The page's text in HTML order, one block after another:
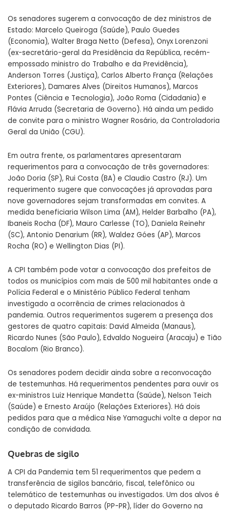
Os senadores sugerem a convocação de dez ministros de
Estado: Marcelo Queiroga (Saúde), Paulo Guedes
(Economia), Walter Braga Netto (Defesa), Onyx Lorenzoni
(ex-secretário-geral da Presidência da República, recém-
empossado ministro do Trabalho e da Previdência),
Anderson Torres (Justiça), Carlos Alberto França (Relações
Exteriores), Damares Alves (Direitos Humanos), Marcos
Pontes (Ciência e Tecnologia), João Roma (Cidadania) e
Flávia Arruda (Secretaria de Governo). Há ainda um pedido
de convite para o ministro Wagner Rosário, da Controladoria
Geral da União (CGU).
Em outra frente, os parlamentares apresentaram
requerimentos para a convocação de três governadores:
João Doria (SP), Rui Costa (BA) e Claudio Castro (RJ). Um
requerimento sugere que convocações já aprovadas para
nove governadores sejam transformadas em convites. A
medida beneficiaria Wilson Lima (AM), Helder Barbalho (PA),
Ibaneis Rocha (DF), Mauro Carlesse (TO), Daniela Reinehr
(SC), Antonio Denarium (RR), Waldez Góes (AP), Marcos
Rocha (RO) e Wellington Dias (PI).
A CPI também pode votar a convocação dos prefeitos de
todos os municípios com mais de 500 mil habitantes onde a
Polícia Federal e o Ministério Público Federal tenham
investigado a ocorrência de crimes relacionados à
pandemia. Outros requerimentos sugerem a presença dos
gestores de quatro capitais: David Almeida (Manaus),
Ricardo Nunes (São Paulo), Edvaldo Nogueira (Aracaju) e Tião
Bocalom (Rio Branco).
Os senadores podem decidir ainda sobre a reconvocação
de testemunhas. Há requerimentos pendentes para ouvir os
ex-ministros Luiz Henrique Mandetta (Saúde), Nelson Teich
(Saúde) e Ernesto Araújo (Relações Exteriores). Há dois
pedidos para que a médica Nise Yamaguchi volte a depor na
condição de convidada.
Quebras de sigilo
A CPI da Pandemia tem 51 requerimentos que pedem a
transferência de sigilos bancário, fiscal, telefônico ou
telemático de testemunhas ou investigados. Um dos alvos é
o deputado Ricardo Barros (PP-PR), líder do Governo na